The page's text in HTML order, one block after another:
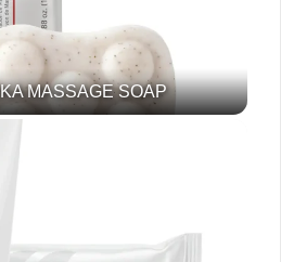
MASSAGE SOAP